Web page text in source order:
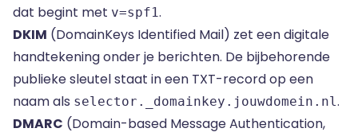
dat begint met v=spf1.
DKIM (DomainKeys Identified Mail) zet een digitale
handtekening onder je berichten. De bijbehorende
publieke sleutel staat in een TXT-record op een
naam als selector._domainkey.jouwdomein.nl.
DMARC (Domain-based Message Authentication,